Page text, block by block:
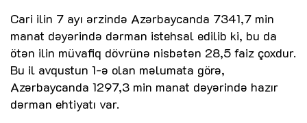
Cari ilin 7 ayı ərzində Azərbaycanda 7341,7 min
manat dəyərində dərman istehsal edilib ki, bu da
ötən ilin müvafiq dövrünə nisbətən 28,5 faiz çoxdur.
Bu il avqustun 1-ə olan məlumata görə,
Azərbaycanda 1297,3 min manat dəyərində hazır
dərman ehtiyatı var.